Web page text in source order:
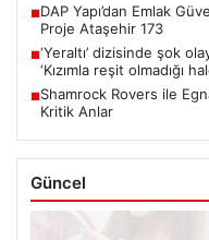
■DAP Yapı’dan Emlak
Proje Ataşehir 173
■‘Yeraltı’ dizisinde şok
‘Kızımla reşit olmadığı
■Shamrock Rovers ile
Kritik Anlar
Güncel